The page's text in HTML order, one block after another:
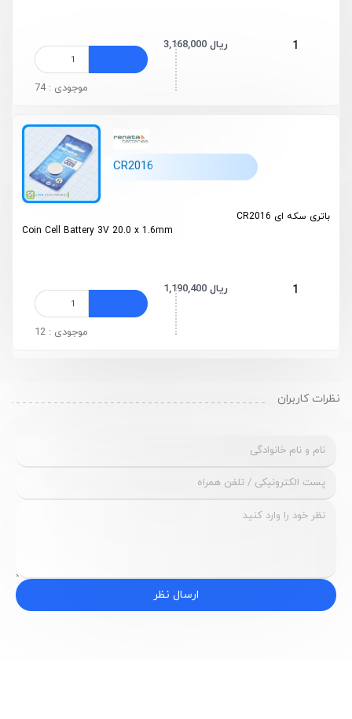
1 3,168,000 ریال
موجودی : 74
CR2016
باتری سکه ای CR2016
Coin Cell Battery 3V 20.0 x 1.6mm
1 1,190,400 ریال
موجودی : 12
نظرات کاربران
ارسال نظر